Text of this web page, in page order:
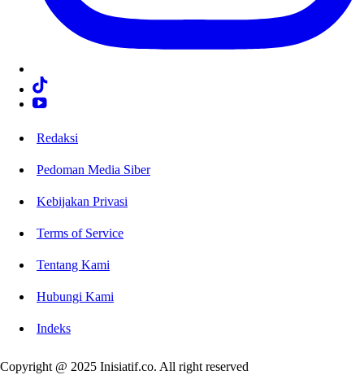
Redaksi
Pedoman Media Siber
Kebijakan Privasi
Terms of Service
Tentang Kami
Hubungi Kami
Indeks
Copyright @ 2025 Inisiatif.co. All right reserved